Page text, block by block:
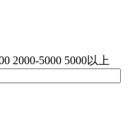
2000-5000 5000以上